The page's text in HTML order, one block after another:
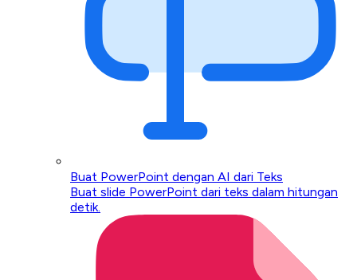
Buat PowerPoint dengan AI dari Teks
Buat slide PowerPoint dari teks dalam hitungan
detik.